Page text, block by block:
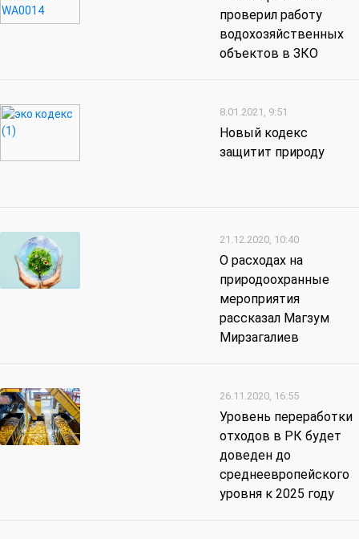
проверил работу
водохозяйственных
объектов в ЗКО
8.01.2021, 9:51
Новый кодекс
защитит природу
21.12.2020, 10:40
О расходах на
природоохранные
мероприятия
рассказал Магзум
Мирзагалиев
26.11.2020, 16:55
Уровень переработки
отходов в РК будет
доведен до
среднеевропейского
уровня к 2025 году